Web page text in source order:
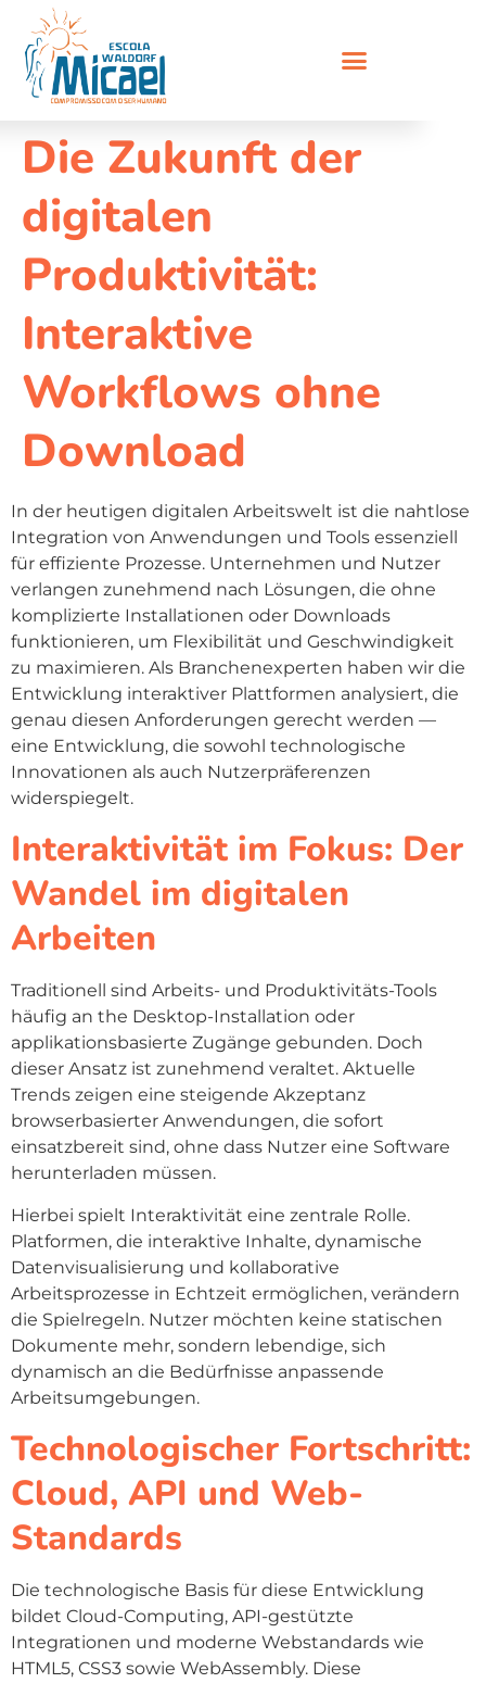
Die Zukunft der
digitalen
Produktivität:
Interaktive
Workflows ohne
Download
In der heutigen digitalen Arbeitswelt ist die nahtlose
Integration von Anwendungen und Tools essenziell
für effiziente Prozesse. Unternehmen und Nutzer
verlangen zunehmend nach Lösungen, die ohne
komplizierte Installationen oder Downloads
funktionieren, um Flexibilität und Geschwindigkeit
zu maximieren. Als Branchenexperten haben wir die
Entwicklung interaktiver Plattformen analysiert, die
genau diesen Anforderungen gerecht werden —
eine Entwicklung, die sowohl technologische
Innovationen als auch Nutzerpräferenzen
widerspiegelt.
Interaktivität im Fokus: Der
Wandel im digitalen
Arbeiten
Traditionell sind Arbeits- und Produktivitäts-Tools
häufig an the Desktop-Installation oder
applikationsbasierte Zugänge gebunden. Doch
dieser Ansatz ist zunehmend veraltet. Aktuelle
Trends zeigen eine steigende Akzeptanz
browserbasierter Anwendungen, die sofort
einsatzbereit sind, ohne dass Nutzer eine Software
herunterladen müssen.
Hierbei spielt Interaktivität eine zentrale Rolle.
Platformen, die interaktive Inhalte, dynamische
Datenvisualisierung und kollaborative
Arbeitsprozesse in Echtzeit ermöglichen, verändern
die Spielregeln. Nutzer möchten keine statischen
Dokumente mehr, sondern lebendige, sich
dynamisch an die Bedürfnisse anpassende
Arbeitsumgebungen.
Technologischer Fortschritt:
Cloud, API und Web-
Standards
Die technologische Basis für diese Entwicklung
bildet Cloud-Computing, API-gestützte
Integrationen und moderne Webstandards wie
HTML5, CSS3 sowie WebAssembly. Diese